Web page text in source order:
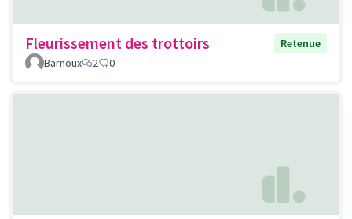
Fleurissement des trottoirs
Retenue
Barnoux
2 0